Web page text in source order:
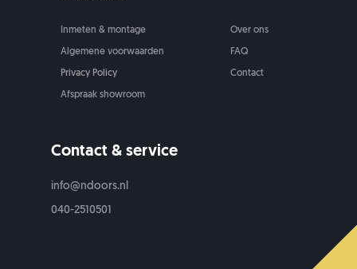
Inmeten & montage
Algemene voorwaarden
Privacy Policy
Afspraak showroom
Over ons
FAQ
Contact
Contact & service
info@ndoors.nl
040-2510501